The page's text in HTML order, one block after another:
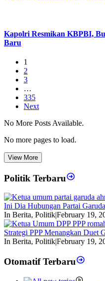
Kapolri Resmikan KBPBI,
Baru
1
2
3
…
335
Next
No More Posts Available.
No more pages to load.
View More
Politik Terbaru
Ini Dia Hubungan Partai
In Berita, Politik|February 19,
Strategi PPP Menangkan Duet
In Berita, Politik|February 19,
Otomatif Terbaru